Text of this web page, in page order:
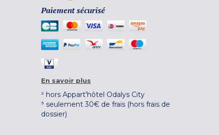
Paiement sécurisé
En savoir plus
² hors Appart'hôtel Odalys City
³ seulement 30€ de frais (hors frais de
dossier)